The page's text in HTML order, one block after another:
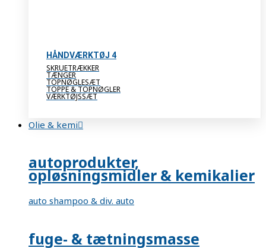
HÅNDVÆRKTØJ 4
SKRUETRÆKKER
TÆNGER
TOPNØGLESÆT
TOPPE & TOPNØGLER
VÆRKTØJSSÆT
Olie & kemi
autoprodukter,
opløsningsmidler & kemikalier
auto shampoo & div. auto
fuge- & tætningsmasse